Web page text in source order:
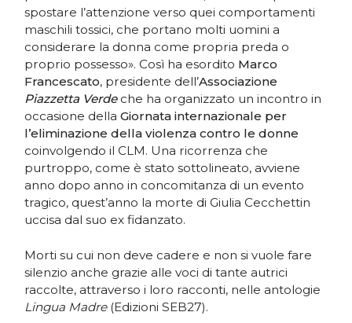
spostare l’attenzione verso quei comportamenti
maschili tossici, che portano molti uomini a
considerare la donna come propria preda o
proprio possesso». Così ha esordito Marco
Francescato, presidente dell’Associazione
Piazzetta Verdeche ha organizzato un incontro in
occasione dellaGiornata internazionale per
l’eliminazione della violenza contro le donne
coinvolgendo il CLM. Una ricorrenza che
purtroppo, come è stato sottolineato, avviene
anno dopo anno in concomitanza di un evento
tragico, quest’anno la morte di Giulia Cecchettin
uccisa dal suo ex fidanzato.
Morti su cui non deve cadere e non si vuole fare
silenzio anche grazie alle voci di tante autrici
raccolte, attraverso i loro racconti, nelle antologie
Lingua Madre(Edizioni SEB27).